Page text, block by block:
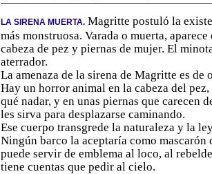
LA SIRENA MUERTA. Magritte postuló la
más monstruosa. Varada o muerta,
cabeza de pez y piernas de mujer. El
aterrador.
La amenaza de la sirena de Magritte es de
Hay un horror animal en la cabeza del
qué nadar, y en unas piernas que carecen
les sirva para desplazarse caminando.
Ese cuerpo transgrede la naturaleza y la
Ningún barco la aceptaría como mascarón
puede servir de emblema al loco, al
tiene cuentas que pedir al cielo.